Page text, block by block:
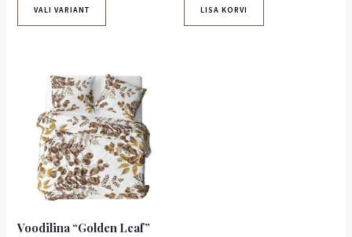
VALI VARIANT LISA KORVI
Voodilina “Golden Leaf”
8,95 €
kuni
13,50 €
tootel
on
mitu
varianti.
Valikuid
saab
teha
tootelehel.